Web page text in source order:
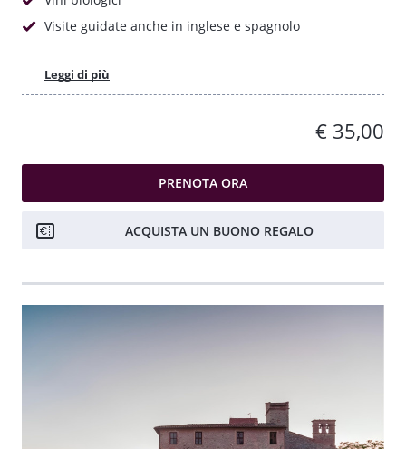
Visite guidate anche in inglese e spagnolo
Leggi di più
€ 35,00
PRENOTA ORA
ACQUISTA UN BUONO REGALO